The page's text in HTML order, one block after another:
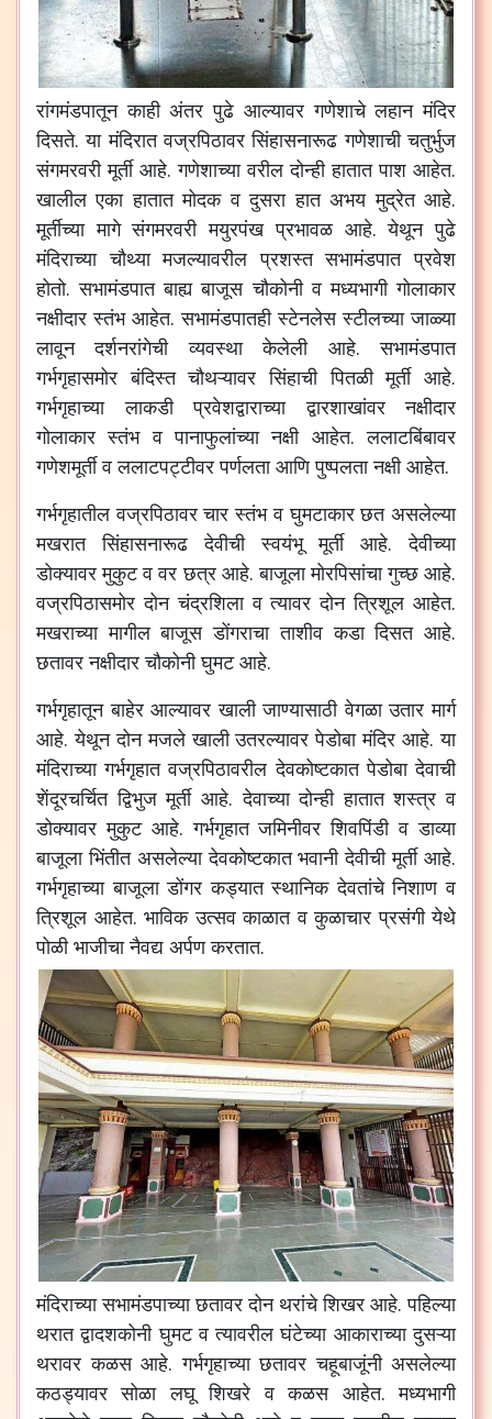
रांगमंडपातून काही अंतर पुढे आल्यावर गणेशाचे लहान मंदिर
दिसते.या मंदिरात वज्रपिठावर सिंहासनारूढ गणेशाची चतुर्भुज
संगमरवरी मूर्ती आहे.गणेशाच्या वरील दोन्ही हातात पाश आहेत.
खालील एका हातात मोदक व दुसरा हात अभय मुद्रेत आहे.
मूर्तीच्या मागे संगमरवरी मयुरपंख प्रभावळ आहे.येथून पुढे
मंदिराच्या चौथ्या मजल्यावरील प्रशस्त सभामंडपात प्रवेश
होतो.सभामंडपात बाह्य बाजूस चौकोनी व मध्यभागी गोलाकार
नक्षीदार स्तंभ आहेत.सभामंडपातही स्टेनलेस स्टीलच्या जाळ्या
लावून
दर्शनरांगेची व्यवस्था केलेली आहे.सभामंडपात
गर्भगृहासमोर बंदिस्त चौथऱ्यावर सिंहाची पितळी मूर्ती आहे.
गर्भगृहाच्या
लाकडी प्रवेशद्वाराच्या द्वारशाखांवर
नक्षीदार
गोलाकार स्तंभ व पानाफुलांच्या नक्षी आहेत.ललाटबिंबावर
गणेशमूर्ती व ललाटपट्टीवर पर्णलता आणि पुष्पलता नक्षी आहेत.
गर्भगृहातील वज्रपिठावर चार स्तंभ व घुमटाकार छत असलेल्या
मखरात
सिंहासनारूढ देवीची स्वयंभू मूर्ती आहे.देवीच्या
डोक्यावर मुकुट व वर छत्र आहे.बाजूला मोरपिसांचा गुच्छ आहे.
वज्रपिठासमोर दोन चंद्रशिला व त्यावर दोन त्रिशूल आहेत.
मखराच्या मागील बाजूस डोंगराचा ताशीव कडा दिसत आहे.
छतावर नक्षीदार चौकोनी घुमट आहे.
गर्भगृहातून बाहेर आल्यावर खाली जाण्यासाठी वेगळा उतार मार्ग
आहे.येथून दोन मजले खाली उतरल्यावर पेडोबा मंदिर आहे.या
मंदिराच्या गर्भगृहात वज्रपिठावरील देवकोष्टकात पेडोबा देवाची
शेंदूरचर्चित द्विभुज मूर्ती आहे.देवाच्या दोन्ही हातात शस्त्र व
डोक्यावर मुकुट आहे.गर्भगृहात जमिनीवर शिवपिंडी व डाव्या
बाजूला भिंतीत असलेल्या देवकोष्टकात भवानी देवीची मूर्ती आहे.
गर्भगृहाच्या बाजूला डोंगर कड्यात स्थानिक देवतांचे निशाण व
त्रिशूल आहेत. भाविक उत्सव काळात व कुळाचार प्रसंगी येथे
पोळी भाजीचा नैवद्य अर्पण करतात.
मंदिराच्या सभामंडपाच्या छतावर दोन थरांचे शिखर आहे.पहिल्या
थरात द्वादशकोनी घुमट व त्यावरील घंटेच्या आकाराच्या दुसऱ्या
थरावर कळस आहे.गर्भगृहाच्या छतावर चहूबाजूंनी असलेल्या
कठड्यावर सोळा लघू शिखरे व कळस आहेत.मध्यभागी